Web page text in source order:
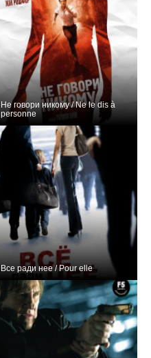
Не говори никому / Ne le dis à
personne
Все ради нее / Pour elle